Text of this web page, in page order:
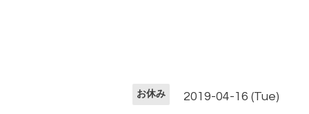
お休み 2019-04-16 (Tue)